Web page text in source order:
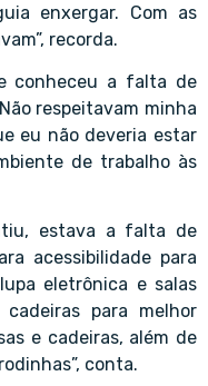
enxergar. Com as
recorda.
conheceu a falta de
respeitavam minha
eu não deveria estar
de trabalho às
estava a falta de
acessibilidade para
eletrônica e salas
para melhor
e cadeiras, além de
conta.